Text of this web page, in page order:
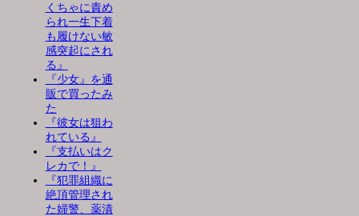
くちゃに責め
られ一生下着
も履けない敏
感突起にされ
る』
『少女』を通
販で買ったみ
た
『彼女は狙わ
れている』
『支払いはク
レカで！』
『犯罪組織に
絶頂管理され
た婦警、薬漬